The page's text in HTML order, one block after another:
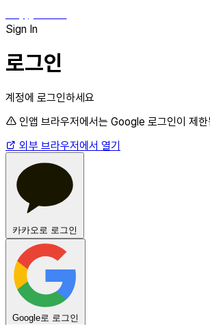
Sign In
로그인
계정에 로그인하세요
인앱 브라우저에서는 Google 로그인이 제한
외부 브라우저에서 열기
카카오로 로그인
Google로 로그인